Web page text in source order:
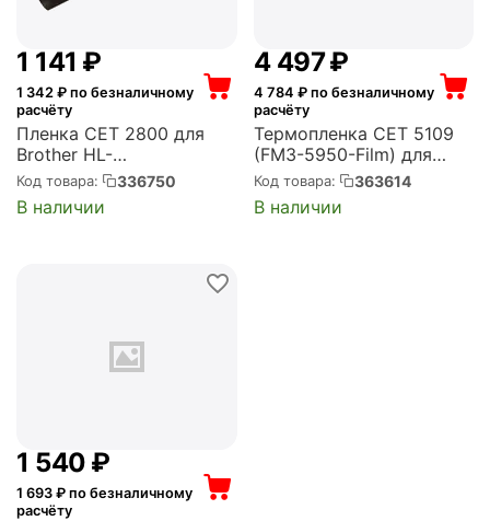
1 141 ₽
1 342 ₽ по безналичному
расчёту
Пленка CET 2800 для
Brother HL-
5440/5450/5470 DCP-
8110 (CET2800)
Код товара: 336750
В наличии
4 497₽
4 784 ₽ по безналичному
расчёту
Термопленка CET 5109
(FM3-5950-Film) для
Canon iR Advance
C5030/C5035/C5045/C5
051/C5235/C5240/C5250
Код товара: 363614
В наличии
1 540 ₽
1 693 ₽ по безналичному
расчёту